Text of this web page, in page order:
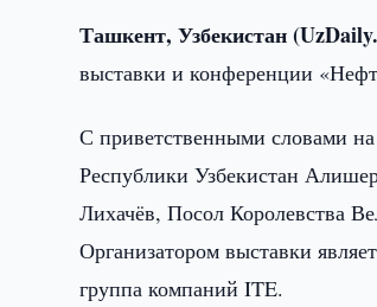
Ташкент, Узбекистан
выставки и конференции
С приветственными словами
Республики Узбекистан
Лихачёв, Посол Королевства
Организатором выставки
группа компаний ITE.